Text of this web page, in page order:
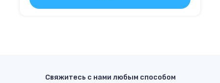
Свяжитесь с нами любым способом